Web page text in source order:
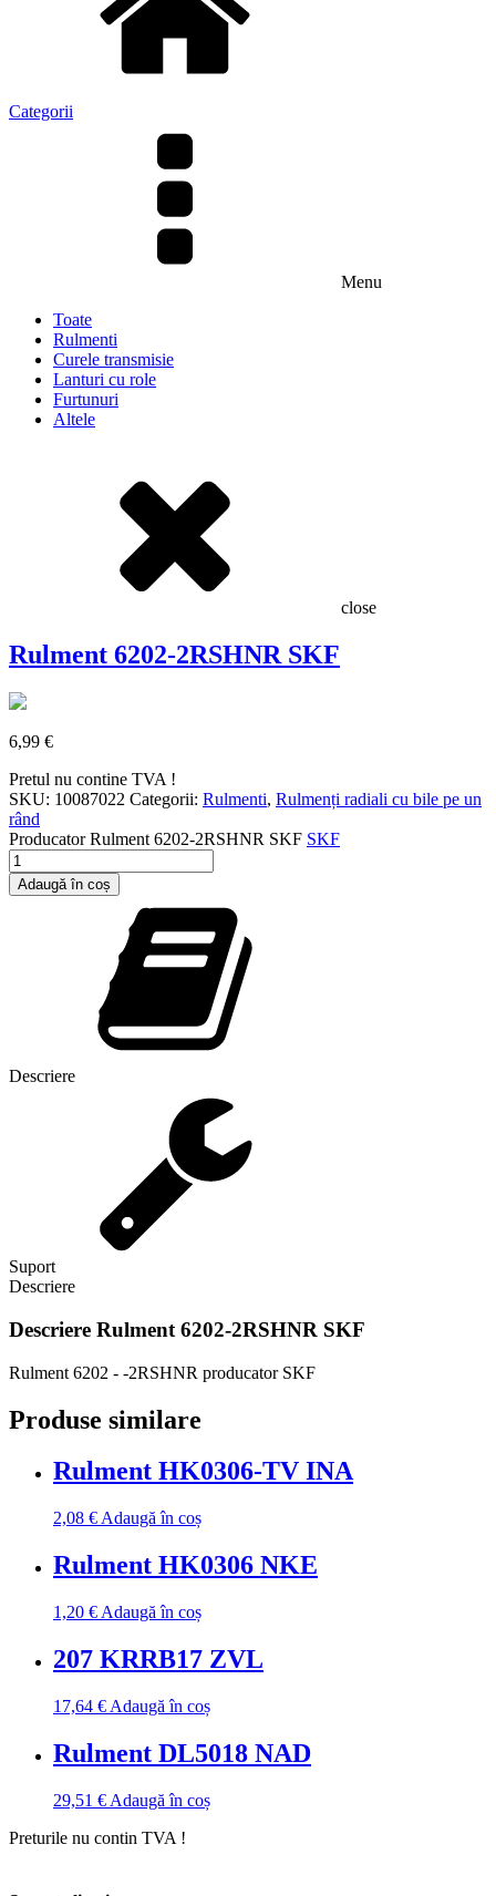
Categorii
Menu
Toate
Rulmenti
Curele transmisie
Lanturi cu role
Furtunuri
Altele
close
Rulment 6202-2RSHNR SKF
6,99 €
Pretul nu contine TVA !
SKU: 10087022 Categorii: Rulmenti, Rulmenți radiali cu bile pe un
rând
ProducatorRulment 6202-2RSHNR SKF SKF
Cantitate
Rulment
6202-
Adaugă în coș
Descriere
Suport
Descriere
Descriere Rulment 6202-2RSHNR SKF
Rulment 6202 - -2RSHNR producator SKF
Produse similare
Rulment HK0306-TV INA
2,08 € Adaugă în coș
Rulment HK0306 NKE
1,20 € Adaugă în coș
207 KRRB17 ZVL
17,64 € Adaugă în coș
Rulment DL5018 NAD
29,51 € Adaugă în coș
Preturile nu contin TVA !